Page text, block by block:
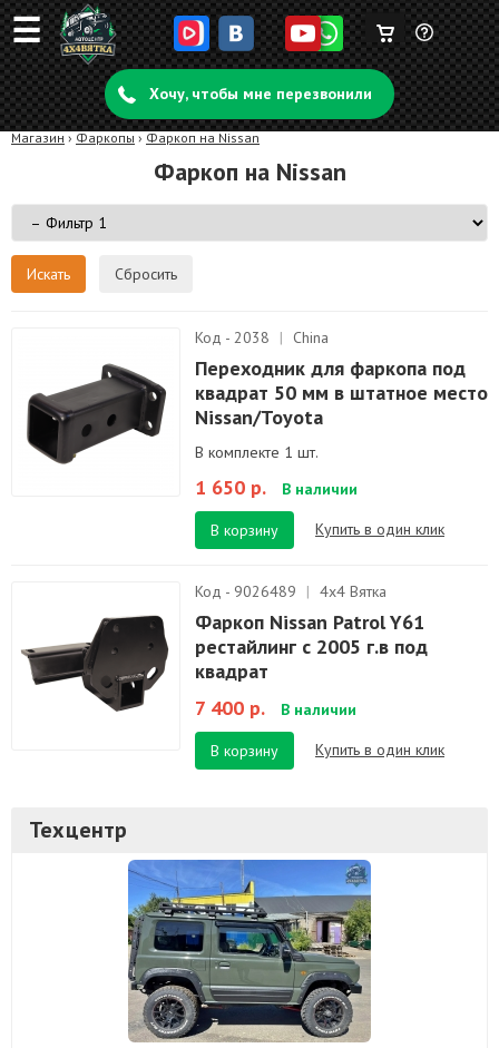
☰ Задать
вопрос
Корзина
пуста
Хочу, чтобы мне перезвонили
Магазин › Фаркопы › Фаркоп на Nissan
Фаркоп на Nissan
Сбросить
Код - 2038 | China
Переходник для фаркопа под
квадрат 50 мм в штатное место
Nissan/Toyota
В комплекте 1 шт.
1 650 р. В наличии
В корзину Купить в один клик
Код - 9026489 | 4х4 Вятка
Фаркоп Nissan Patrol Y61
рестайлинг с 2005 г.в под
квадрат
7 400 р.
В наличии
В корзину Купить в один клик
Техцентр